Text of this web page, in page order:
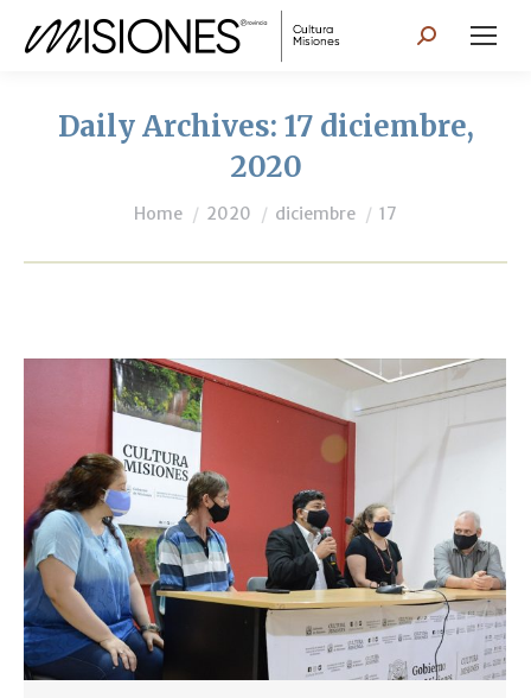
Search:
Daily Archives: 17 diciembre,
2020
You are here:
Home 2020 diciembre 17